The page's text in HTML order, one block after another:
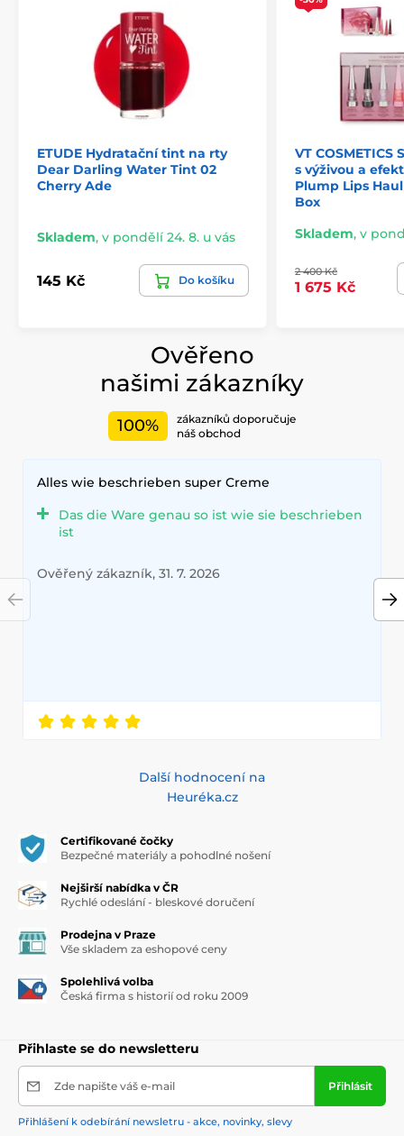
ETUDE Hydratační tint na rty
Dear Darling Water Tint 02
Cherry Ade
Skladem, v pondělí 24. 8. u vás
145 Kč Do košíku
VT
s výživou a
Plump Lips
Box
Skladem, v
2 400 Kč
1 675 Kč
Ověřeno
našimi zákazníky
100%
zákazníků doporučuje
náš obchod
Alles wie beschrieben super Creme
Das die Ware genau so ist wie sie beschrieben
ist
Ověřený zákazník, 31. 7. 2026
Další hodnocení na
Heuréka.cz
Certifikované čočky
Bezpečné materiály a pohodlné nošení
Nejširší nabídka v ČR
Rychlé odeslání - bleskové doručení
Prodejna v Praze
Vše skladem za eshopové ceny
Spolehlivá volba
Česká firma s historií od roku 2009
Přihlaste se do newsletteru
Zde napište váš e-mail Přihlásit
Přihlášení k odebírání newsletru - akce, novinky, slevy